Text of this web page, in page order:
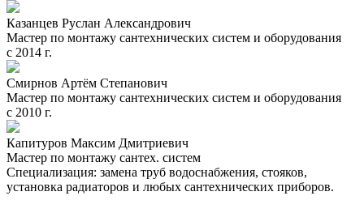
Казанцев Руслан Александрович
Мастер по монтажу сантехнических систем и оборудования
с 2014 г.
Смирнов Артём Степанович
Мастер по монтажу сантехнических систем и оборудования
с 2010 г.
Капитуров Максим Дмитриевич
Мастер по монтажу сантех. систем
Специализация: замена труб водоснабжения, стояков,
установка радиаторов и любых сантехнических приборов.